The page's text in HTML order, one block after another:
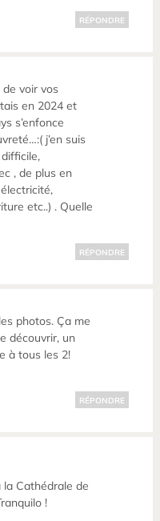
RÉPONDRE
de voir vos
en 2024 et
s’enfonce
j’en suis
, de plus en
etc..) . Quelle
RÉPONDRE
photos. Ça me
découvrir, un
à tous les 2!
RÉPONDRE
la Cathédrale de
!